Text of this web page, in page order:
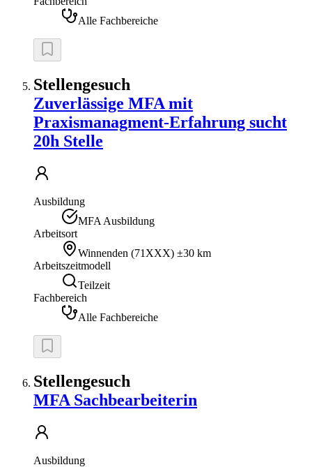
Alle Fachbereiche
Stellengesuch
Zuverlässige MFA mit
Praxismanagment-Erfahrung sucht
20h Stelle
Ausbildung
MFA Ausbildung
Arbeitsort
Winnenden (71XXX) ±30 km
Arbeitszeitmodell
Teilzeit
Fachbereich
Alle Fachbereiche
Stellengesuch
MFA Sachbearbeiterin
Ausbildung